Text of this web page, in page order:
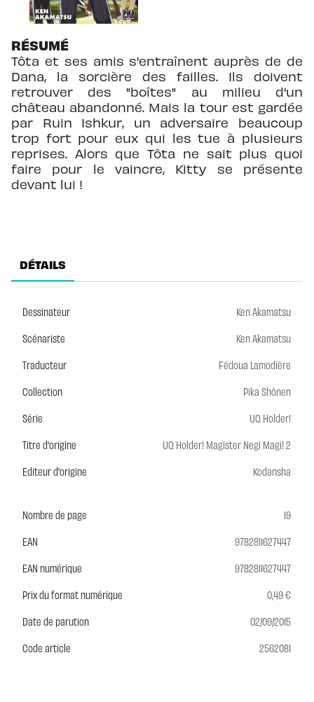
RÉSUMÉ
Tôta et ses amis s'entraînent auprès de de
Dana, la sorcière des failles. Ils doivent
retrouver des "boîtes" au milieu d'un
château abandonné. Mais la tour est gardée
par Ruin Ishkur, un adversaire beaucoup
trop fort pour eux qui les tue à plusieurs
reprises. Alors que Tôta ne sait plus quoi
faire pour le vaincre, Kitty se présente
devant lui !
DÉTAILS
Dessinateur
Ken Akamatsu
Scénariste
Ken Akamatsu
Traducteur
Fédoua Lamodière
Collection
Pika Shônen
Série
UQ Holder!
Titre d'origine
UQ Holder! Magister Negi Magi! 2
Editeur d'origine
Kodansha
Nombre de page
19
EAN
9782811627447
EAN numérique
9782811627447
Prix du format numérique
0,49 €
Date de parution
02/09/2015
Code article
2562081